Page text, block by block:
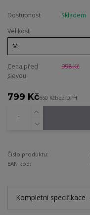
Dostupnost
Skladem
Velikost
Cena před
slevou
998 Kč
799 Kč660 Kčbez DPH
Číslo produktu:
EAN kód:
Kompletní specifikace